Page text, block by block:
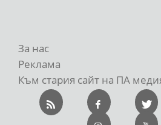
За нас
Реклама
Към стария сайт на ПА